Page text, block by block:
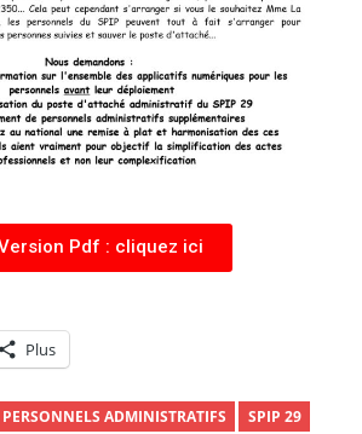
Pdf : cliquez ici
Plus
PERSONNELS ADMINISTRATIFS SPIP 29